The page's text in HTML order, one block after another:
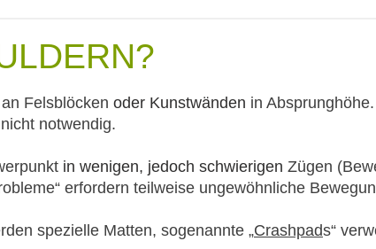
Felsblöcken oder Kunstwänden in Absprunghöhe.
notwendig.
in wenigen, jedoch schwierigen Zügen
erfordern teilweise ungewöhnliche
spezielle Matten, sogenannte „Crashpads“